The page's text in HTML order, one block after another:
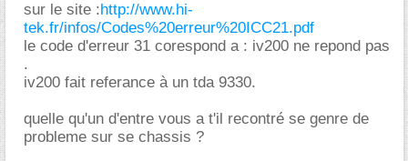
sur le site :http://www.hi-
tek.fr/infos/Codes%20erreur%20ICC21.pdf
le code d'erreur 31 corespond a : iv200 ne repond pas
.
iv200 fait referance à un tda 9330.
quelle qu'un d'entre vous a t'il recontré se genre de
probleme sur se chassis ?